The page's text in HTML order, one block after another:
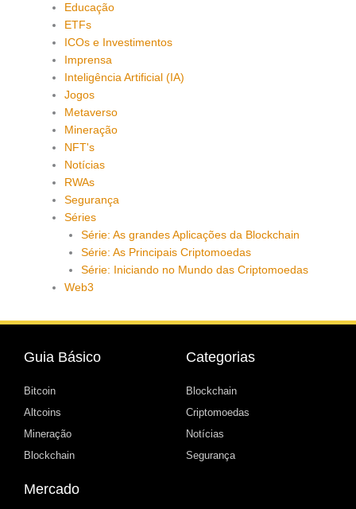
Educação
ETFs
ICOs e Investimentos
Imprensa
Inteligência Artificial (IA)
Jogos
Metaverso
Mineração
NFT's
Notícias
RWAs
Segurança
Séries
Série: As grandes Aplicações da Blockchain
Série: As Principais Criptomoedas
Série: Iniciando no Mundo das Criptomoedas
Web3
Guia Básico
Bitcoin
Altcoins
Mineração
Blockchain
Categorias
Blockchain
Criptomoedas
Notícias
Segurança
Mercado